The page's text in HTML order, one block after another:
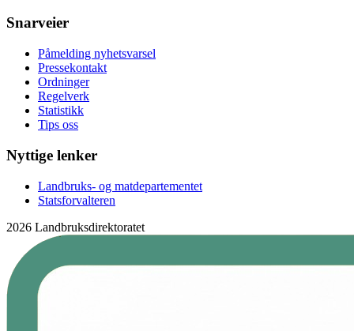
Snarveier
Påmelding nyhetsvarsel
Pressekontakt
Ordninger
Regelverk
Statistikk
Tips oss
Nyttige lenker
Landbruks- og matdepartementet
Statsforvalteren
2026 Landbruksdirektoratet